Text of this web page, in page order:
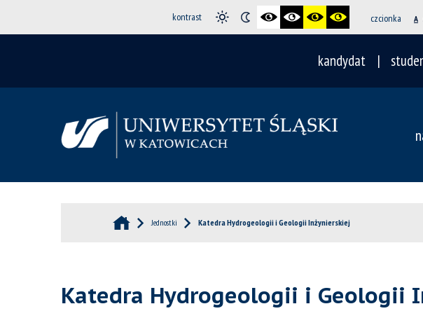
kontrast czcionka A
kandydat
Jednostki Katedra Hydrogeologii i Geologii Inżynierskiej
Katedra Hydrogeologii i Geologii